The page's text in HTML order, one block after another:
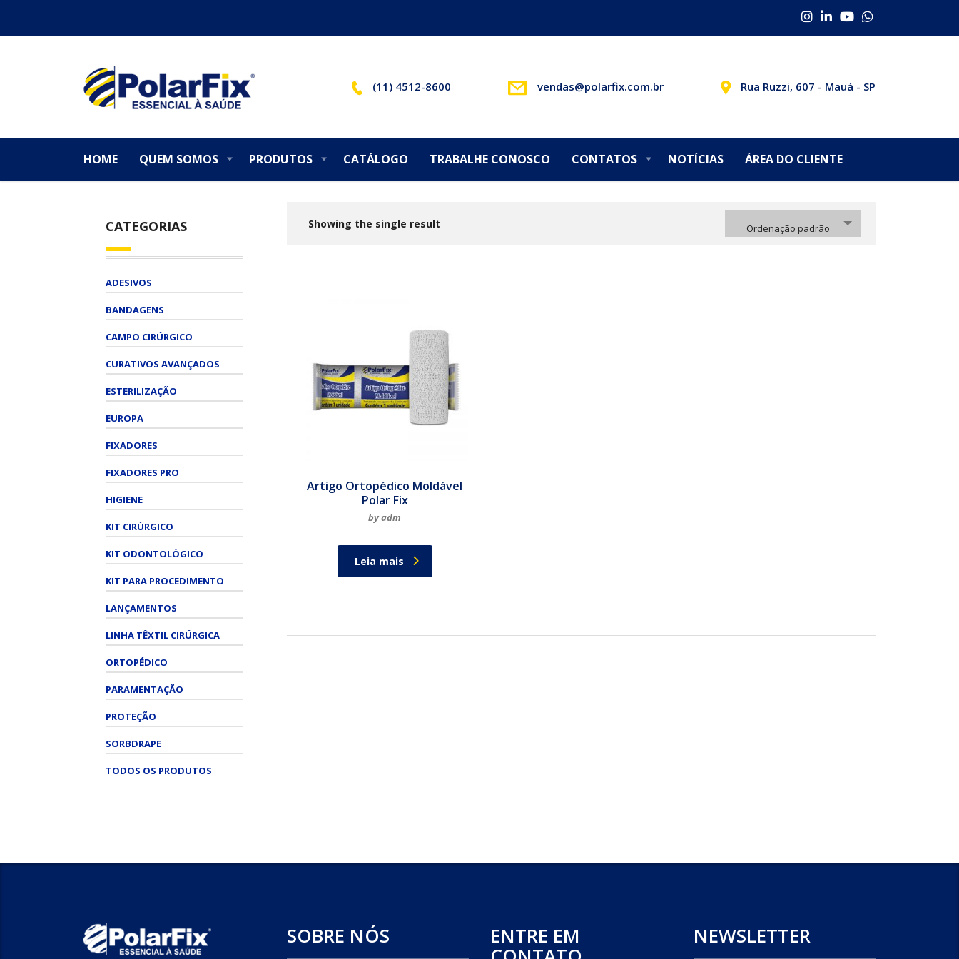
(11) 4512-8600 vendas@polarfix.com.br Rua Ruzzi, 607 - Mauá - SP
HOME QUEM SOMOS PRODUTOS CATÁLOGO TRABALHE CONOSCO CONTATOS NOTÍCIAS ÁREA DO CLIENTE
Showing the single result Ordenação padrão
Artigo Ortopédico Moldável
Polar Fix
by adm
Leia mais
CATEGORIAS
ADESIVOS
BANDAGENS
CAMPO CIRÚRGICO
CURATIVOS AVANÇADOS
ESTERILIZAÇÃO
EUROPA
FIXADORES
FIXADORES PRO
HIGIENE
KIT CIRÚRGICO
KIT ODONTOLÓGICO
KIT PARA PROCEDIMENTO
LANÇAMENTOS
LINHA TÊXTIL CIRÚRGICA
ORTOPÉDICO
PARAMENTAÇÃO
PROTEÇÃO
SORBDRAPE
TODOS OS PRODUTOS
SOBRE NÓS ENTRE EM NEWSLETTER